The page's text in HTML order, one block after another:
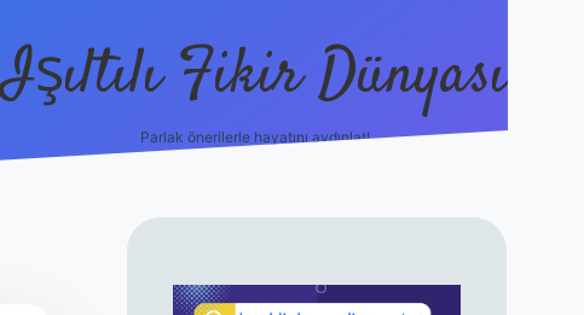
Işıltılı Fikir Dünyası
Parlak önerilerle hayatını aydınlat!
SIDEBAR
ilbet canlı maç